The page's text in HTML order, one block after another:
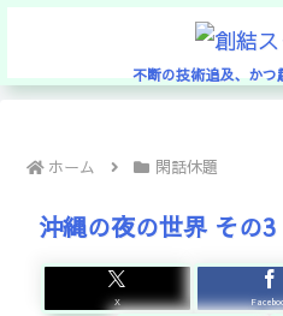
不断の技術追及、かつ
ホーム 閑話休題
沖縄の夜の世界 その3
X